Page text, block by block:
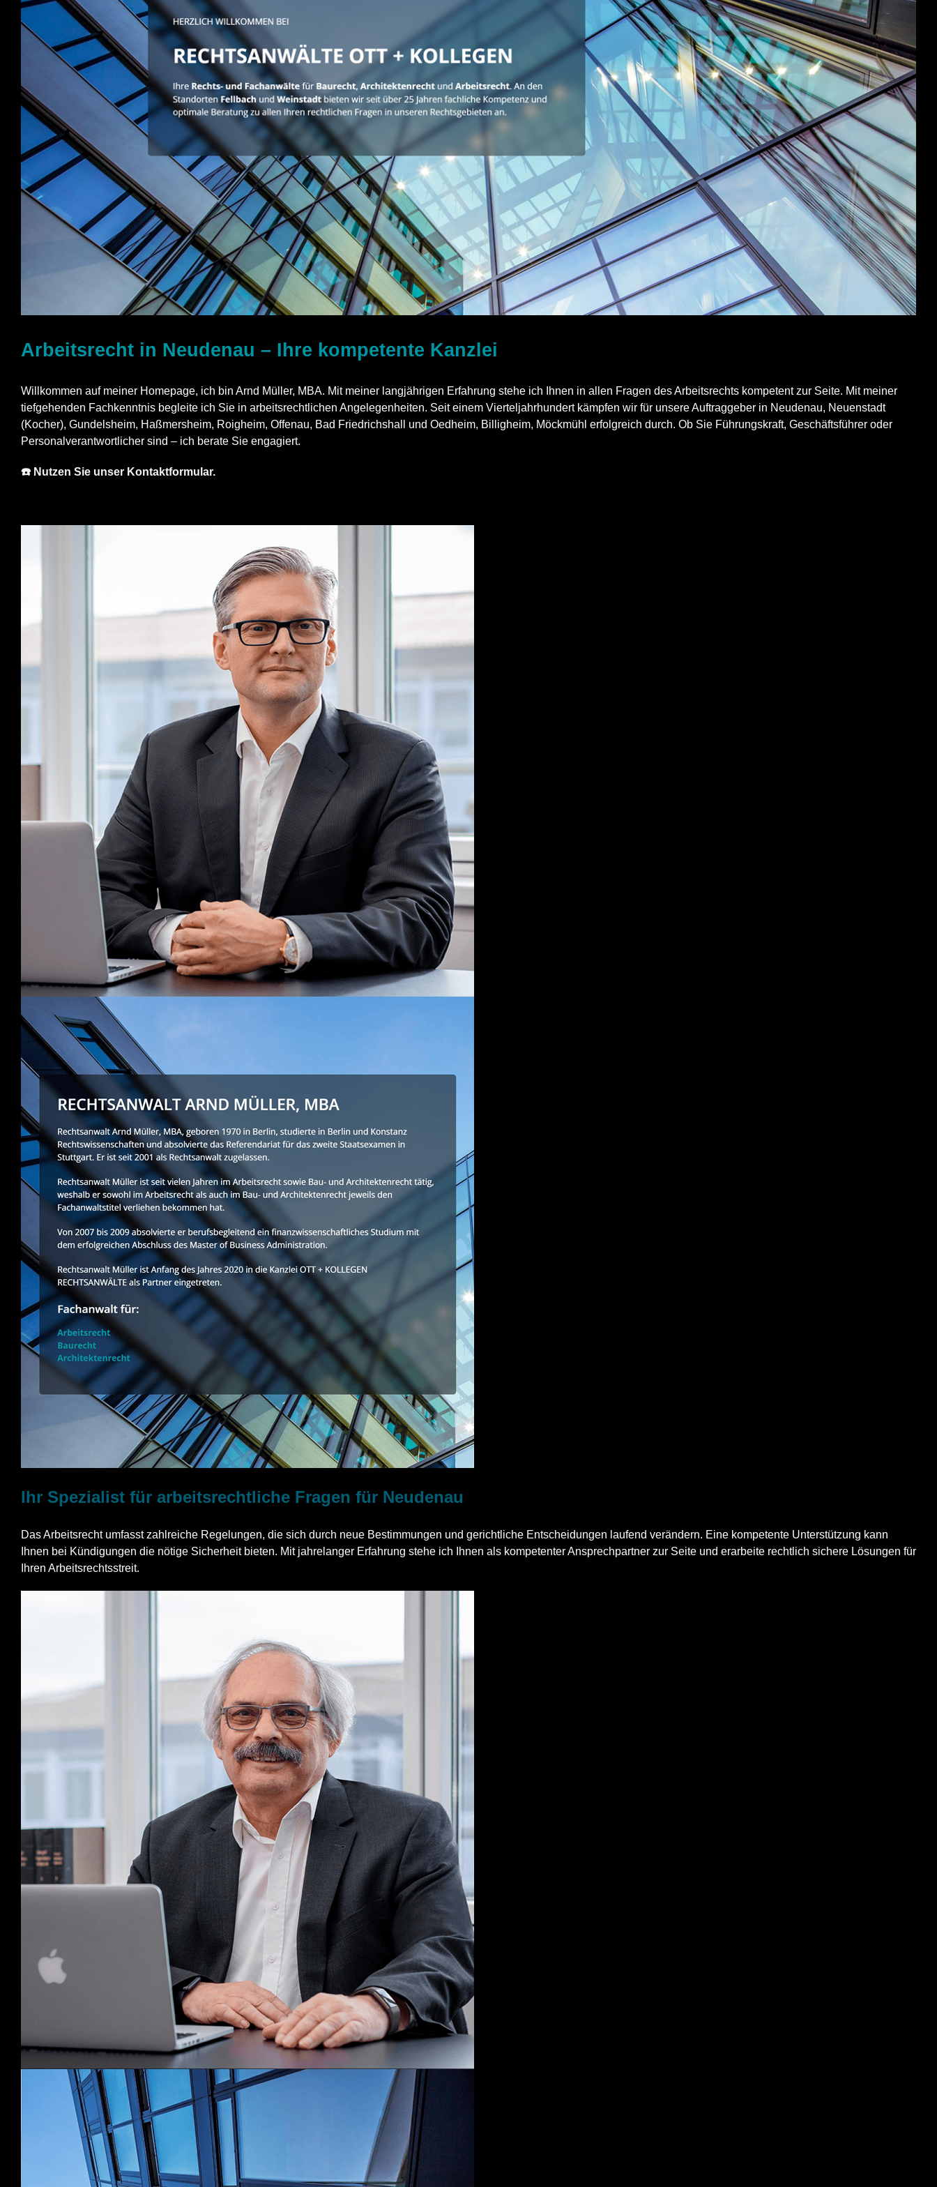
Arbeitsrecht in Neudenau – Ihre kompetente Kanzlei
Willkommen auf meiner Homepage, ich bin Arnd Müller, MBA. Mit meiner langjährigen Erfahrung stehe ich Ihnen in allen Fragen des Arbeitsrechts kompetent zur Seite. Mit meiner
tiefgehenden Fachkenntnis begleite ich Sie in arbeitsrechtlichen Angelegenheiten. Seit einem Vierteljahrhundert kämpfen wir für unsere Auftraggeber in Neudenau, Neuenstadt
(Kocher), Gundelsheim, Haßmersheim, Roigheim, Offenau, Bad Friedrichshall und Oedheim, Billigheim, Möckmühl erfolgreich durch. Ob Sie Führungskraft, Geschäftsführer oder
Personalverantwortlicher sind – ich berate Sie engagiert.
☎️ Nutzen Sie unser Kontaktformular.
Ihr Spezialist für arbeitsrechtliche Fragen für Neudenau
Das Arbeitsrecht umfasst zahlreiche Regelungen, die sich durch neue Bestimmungen und gerichtliche Entscheidungen laufend verändern. Eine kompetente Unterstützung kann
Ihnen bei Kündigungen die nötige Sicherheit bieten. Mit jahrelanger Erfahrung stehe ich Ihnen als kompetenter Ansprechpartner zur Seite und erarbeite rechtlich sichere Lösungen für
Ihren Arbeitsrechtsstreit.